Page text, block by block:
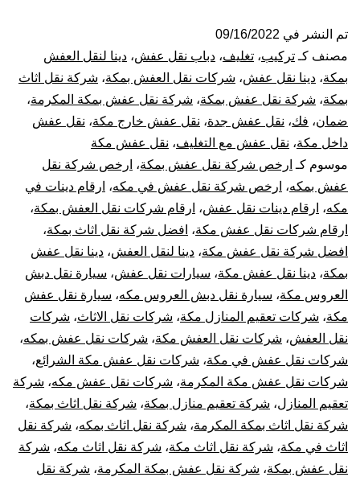
عفش
بمكة
المكرمة
الشرائع
مع
الفك
والتركيب
والتغليف
والضمان
تم النشر في 09/16/2022
مصنف كـ تركيب، تغليف، دباب نقل عفش، دينا لنقل العفش
بمكة، دينا نقل عفش، شركات نقل العفش بمكة، شركة نقل اثاث
بمكة، شركة نقل عفش بمكة، شركة نقل عفش بمكة المكرمة،
ضمان، فك، نقل عفش جدة، نقل عفش خارج مكة، نقل عفش
داخل مكة، نقل عفش مع التغليف، نقل عفش مكة
موسوم كـ ارخص شركة نقل عفش بمكة، ارخص شركة نقل
عفش بمكه، ارخص شركة نقل عفش في مكه، ارقام دينات في
مكه، ارقام دينات نقل عفش، ارقام شركات نقل العفش بمكة،
ارقام شركات نقل عفش مكة، افضل شركة نقل اثاث بمكة،
افضل شركة نقل عفش مكة، دينا لنقل العفش، دينا نقل عفش
بمكة، دينا نقل عفش مكة، سيارات نقل عفش، سيارة نقل دبش
العروس مكة، سيارة نقل دبش العروس مكه، سيارة نقل عفش
مكة، شركات تعقيم المنازل مكة، شركات نقل الاثاث، شركات
نقل العفش، شركات نقل العفش مكة، شركات نقل عفش بمكه،
شركات نقل عفش في مكة، شركات نقل عفش مكة الشرائع،
شركات نقل عفش مكة المكرمة، شركات نقل عفش مكه، شركة
تعقيم المنازل، شركة تعقيم منازل بمكة، شركة نقل اثاث بمكة،
شركة نقل اثاث بمكة المكرمة، شركة نقل اثاث بمكه، شركة نقل
اثاث في مكة، شركة نقل اثاث مكة، شركة نقل اثاث مكه، شركة
نقل عفش بمكة، شركة نقل عفش بمكة المكرمة، شركة نقل